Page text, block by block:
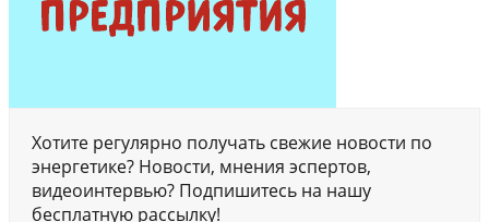
Хотите регулярно получать свежие новости по
энергетике? Новости, мнения эспертов,
видеоинтервью? Подпишитесь на нашу
бесплатную рассылку!